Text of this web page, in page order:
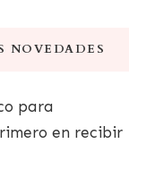
NOVEDADES
para
en recibir